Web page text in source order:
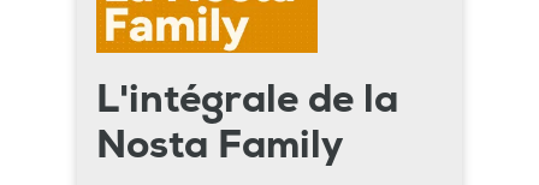
L'intégrale de la
Nosta Family